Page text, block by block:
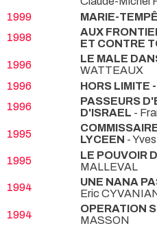
1999
MARIE-
1998
AUX
ET CONTRE
1996
LE MALE
WATTEAUX
1996
HORS LIMITE
1996
PASSEURS
D'ISRAEL -
1995
LYCEEN -
1995
LE POUVOIR
MALLEVAL
1994
UNE NANA
Eric
1994
OPERATION
MASSON